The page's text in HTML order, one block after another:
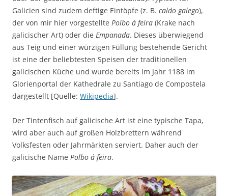
Galicien sind zudem deftige Eintöpfe (z. B. caldo galego),
der von mir hier vorgestellte Polbo á feira (Krake nach
galicischer Art) oder die Empanada. Dieses überwiegend
aus Teig und einer würzigen Füllung bestehende Gericht
ist eine der beliebtesten Speisen der traditionellen
galicischen Küche und wurde bereits im Jahr 1188 im
Glorienportal der Kathedrale zu Santiago de Compostela
dargestellt [Quelle: Wikipedia].
Der Tintenfisch auf galicische Art ist eine typische Tapa,
wird aber auch auf großen Holzbrettern während
Volksfesten oder Jahrmärkten serviert. Daher auch der
galicische Name Polbo á feira.